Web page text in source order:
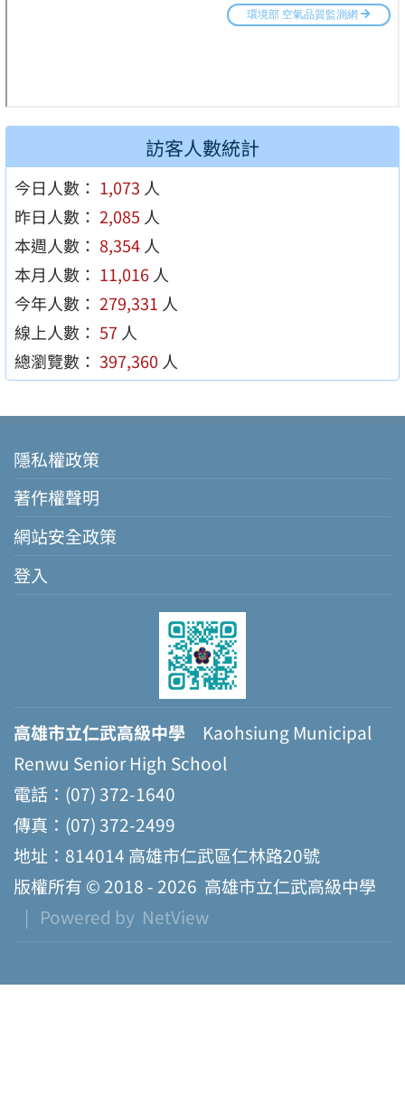
訪客人數統計
今日人數： 1,073 人
昨日人數： 2,085 人
本週人數： 8,354 人
本月人數： 11,016 人
今年人數： 279,331 人
線上人數： 57 人
總瀏覽數： 397,360 人
隱私權政策
著作權聲明
網站安全政策
登入
高雄市立仁武高級中學 Kaohsiung Municipal
Renwu Senior High School
電話：(07) 372-1640
傳真：(07) 372-2499
地址：814014 高雄市仁武區仁林路20號
版權所有 © 2018 - 2026 高雄市立仁武高級中學
| Powered by NetView